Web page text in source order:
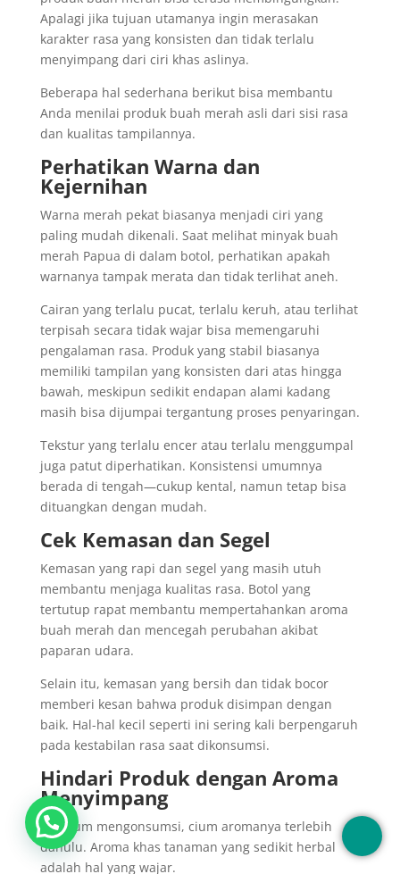
Apalagi jika tujuan utamanya ingin merasakan
karakter rasa yang konsisten dan tidak terlalu
menyimpang dari ciri khas aslinya.
Beberapa hal sederhana berikut bisa membantu
Anda menilai produk buah merah asli dari sisi rasa
dan kualitas tampilannya.
Perhatikan Warna dan
Kejernihan
Warna merah pekat biasanya menjadi ciri yang
paling mudah dikenali. Saat melihat minyak buah
merah Papua di dalam botol, perhatikan apakah
warnanya tampak merata dan tidak terlihat aneh.
Cairan yang terlalu pucat, terlalu keruh, atau terlihat
terpisah secara tidak wajar bisa memengaruhi
pengalaman rasa. Produk yang stabil biasanya
memiliki tampilan yang konsisten dari atas hingga
bawah, meskipun sedikit endapan alami kadang
masih bisa dijumpai tergantung proses penyaringan.
Tekstur yang terlalu encer atau terlalu menggumpal
juga patut diperhatikan. Konsistensi umumnya
berada di tengah—cukup kental, namun tetap bisa
dituangkan dengan mudah.
Cek Kemasan dan Segel
Kemasan yang rapi dan segel yang masih utuh
membantu menjaga kualitas rasa. Botol yang
tertutup rapat membantu mempertahankan aroma
buah merah dan mencegah perubahan akibat
paparan udara.
Selain itu, kemasan yang bersih dan tidak bocor
memberi kesan bahwa produk disimpan dengan
baik. Hal-hal kecil seperti ini sering kali berpengaruh
pada kestabilan rasa saat dikonsumsi.
Hindari Produk dengan Aroma
Menyimpang
Sebelum mengonsumsi, cium aromanya terlebih
dahulu. Aroma khas tanaman yang sedikit herbal
adalah hal yang wajar.